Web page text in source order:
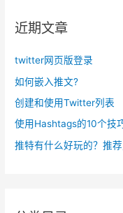
近期文章
twitter网页版登录
如何嵌入推文?
创建和使用Twitter列表
使用Hashtags的10个技
推特有什么好玩的？推